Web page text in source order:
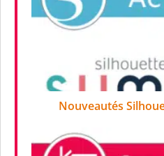
Nouveautés